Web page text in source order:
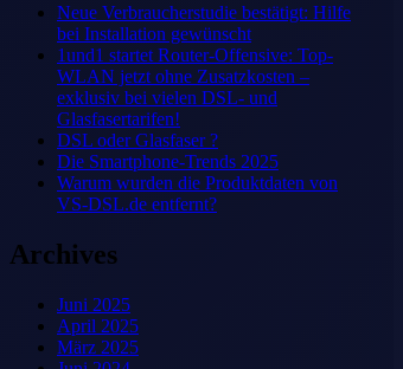
Neue Verbraucherstudie bestätigt: Hilfe
bei Installation gewünscht
1und1 startet Router-Offensive: Top-
WLAN jetzt ohne Zusatzkosten –
exklusiv bei vielen DSL- und
Glasfasertarifen!
DSL oder Glasfaser ?
Die Smartphone-Trends 2025
Warum wurden die Produktdaten von
VS-DSL.de entfernt?
Archives
Juni 2025
April 2025
März 2025